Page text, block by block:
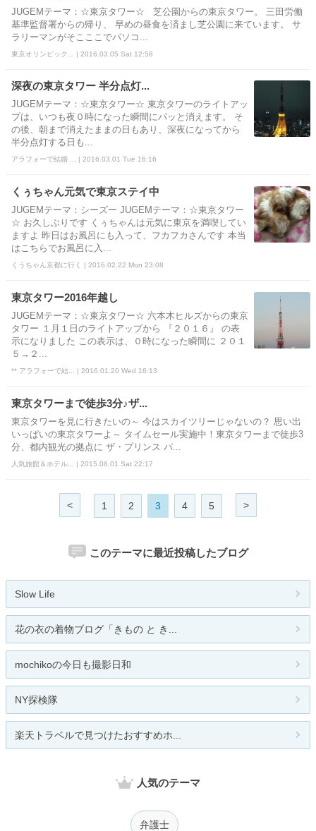
JUGEMテーマ：☆東京タワー☆ 芝公園からの東京タワー。 三田労働
基準監督署からの帰り、 早めの昼食を済まし芝公園に来ています。 サ
ラリーマンがそこここでパソコ...
東京オリンピック... | 2016.03.05 Sat 12:58
深夜の東京タワー 半分点灯...
JUGEMテーマ：☆東京タワー☆ 東京タワーのライトアッ
プは、いつも夜０時になった瞬間にパッと消えます。 そ
の後、朝まで消えたままの日もあり、深夜になってから
半分点灯する日も...
アラフォーで結婚 ... | 2016.03.01 Tue 16:16
くぅちゃん元気で東京ステイ中
JUGEMテーマ：シーズー JUGEMテーマ：☆東京タワー
☆ お久しぶりです くぅちゃんは元気に東京を満喫してい
ますよ 昨日はお風呂にも入って、フカフカさんです 本当
はこちらでお風呂に入...
くうちゃん京都に行く | 2016.02.22 Mon 23:08
東京タワー2016年越し
JUGEMテーマ：☆東京タワー☆ 六本木ヒルズからの東京
タワー １月１日のライトアップから 『２０１６』 の表
示になりました この表示は、０時になった瞬間に ２０１
５→２...
** アラフォーで結... | 2016.01.20 Wed 16:13
東京タワーまで徒歩3分♪ザ...
東京タワーを見に行きたいの～ 今はスカイツリーじゃないの？ 思い出
いっぱいの東京タワーよ～ タイムセール実施中！東京タワーまで徒歩3
分、都内観光の拠点に ザ・プリンス パ...
人気旅館＆ホテル... | 2015.08.01 Sat 22:17
< 1 2 3 4 5 >
このテーマに最近投稿したブログ
Slow Life
花の衣の着物ブログ「きもの と き...
mochikoの今日も撮影日和
NY探検隊
楽天トラベルで見つけたおすすめホ...
人気のテーマ
弁護士